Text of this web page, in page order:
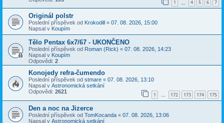
1 4 5 6 7
Originál polstr
Poslední příspěvek od Krokodill « 07. 08. 2026, 15:00
Napsal v Koupím
Tělo Pentax 6x7/67 - UKONČENO
Poslední příspěvek od Roman (Rick) « 07. 08. 2026, 14:23
Napsal v Koupím
Odpovědi: 2
Konojedy refra-čumendo
Poslední příspěvek od stmare « 07. 08. 2026, 13:10
Napsal v Astronomická setkání
Odpovědi: 2621 1 … 172 173 174 175
Den a noc na Jizerce
Poslední příspěvek od TomKocanda « 07. 08. 2026, 13:06
Napsal v Astronomická setkání